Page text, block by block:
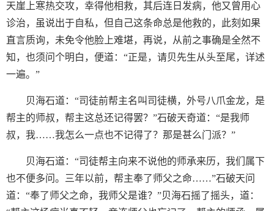
天崖上寒热交攻，幸得他相救，其后连日发病，他又曾用心
诊治，虽说出于自私，但自己这条命总是他救的，此刻如果
直言质询，未免令他脸上难堪，再说，从前之事确是全然不
知，也须问个明白，便道：“正是，请贝先生从头至尾，详述
一遍。”
贝海石道：“司徒前帮主名叫司徒横，外号八爪金龙，是
帮主的师叔，帮主这总还记得罢？”石破天奇道：“是我师
叔，我……我怎么一点也不记得了？那是甚么门派？”
贝海石道：“司徒帮主向来不说他的师承来历，我们属下
也不便多问。三年以前，帮主奉了师父之命……”石破天问
道：“奉了师父之命，我师父是谁？”贝海石摇了摇头，道：